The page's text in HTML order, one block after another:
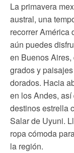
La primavera
austral, una
recorrer América
aún puedes
en Buenos
grados y
dorados. Hacia
en los Andes,
destinos estrella
Salar de Uyuni.
ropa cómoda
la región.